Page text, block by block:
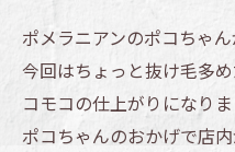
ポメラニアンのポコちゃ
今回はちょっと抜け毛多
コモコの仕上がりになり
ポコちゃんのおかげで店